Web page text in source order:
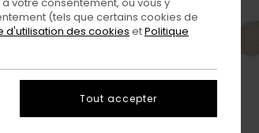
(tels que certains cookies de
d'utilisation des cookies etPolitique
Tout accepter